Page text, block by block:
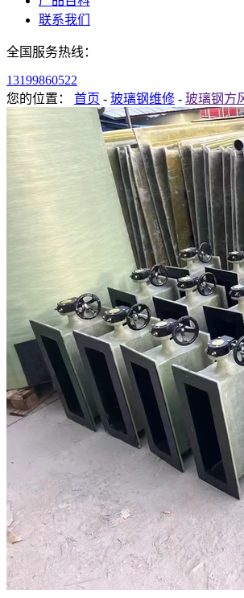
联系我们
全国服务热线：
13199860522
您的位置： 首页 - 玻璃钢维修 - 玻璃钢方